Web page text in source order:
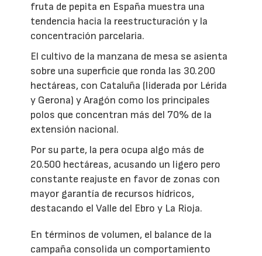
fruta de pepita en España muestra una
tendencia hacia la reestructuración y la
concentración parcelaria.
El cultivo de la manzana de mesa se asienta
sobre una superficie que ronda las 30.200
hectáreas, con Cataluña (liderada por Lérida
y Gerona) y Aragón como los principales
polos que concentran más del 70% de la
extensión nacional.
Por su parte, la pera ocupa algo más de
20.500 hectáreas, acusando un ligero pero
constante reajuste en favor de zonas con
mayor garantía de recursos hídricos,
destacando el Valle del Ebro y La Rioja.
En términos de volumen, el balance de la
campaña consolida un comportamiento